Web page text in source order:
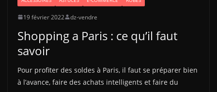
19 février 2022 dz-vendre
Shopping a Paris : ce qu’il faut
savoir
Pour profiter des soldes à Paris, il faut se préparer bien
à l’avance, faire des achats intelligents et faire du